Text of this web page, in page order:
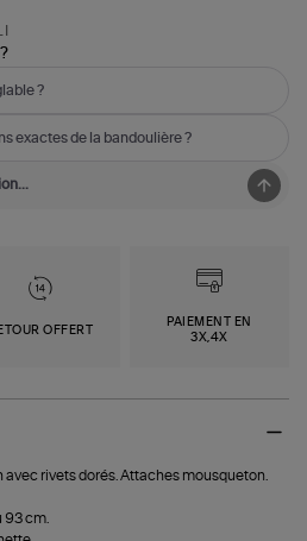
?
exactes de la bandoulière ?
OFFERT
PAIEMENT EN
3X,4X
rivets dorés. Attaches mousqueton.
93 cm.